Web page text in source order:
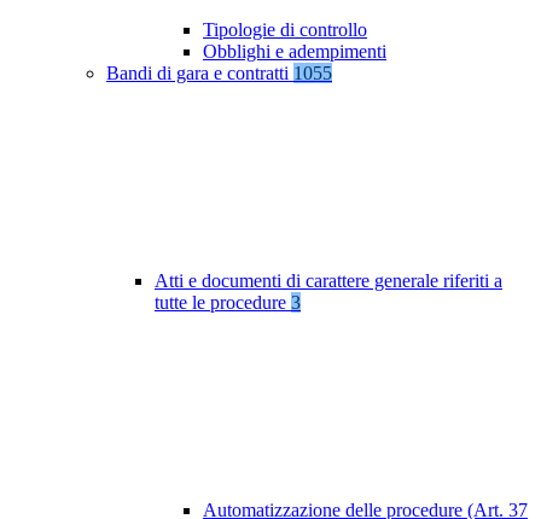
Tipologie di controllo
Obblighi e adempimenti
Bandi di gara e contratti 1055
Atti e documenti di carattere generale riferiti a
tutte le procedure 3
Automatizzazione delle procedure (Art. 37